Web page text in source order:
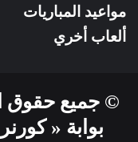
مواعيد المباريات
ألعاب أخري
© جميع حقوق
بوابة « كورنر